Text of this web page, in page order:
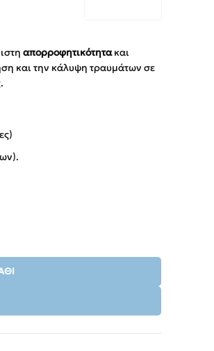
απορροφητικότητακαι
και την κάλυψη τραυμάτων σε